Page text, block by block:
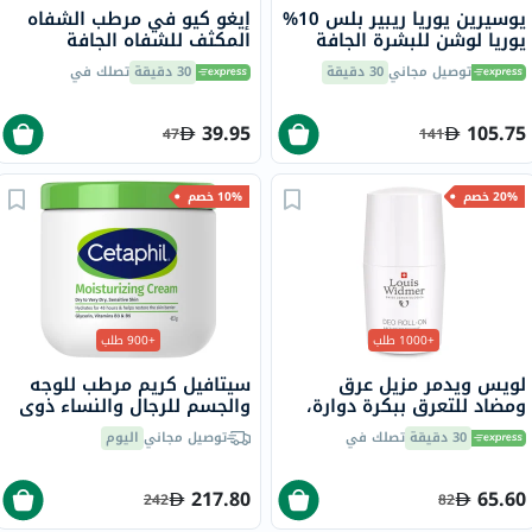
يوسيرين يوريا ريبير بلس 10%
يوريا لوشن للبشرة الجافة
والخشنة 250 ملتوصيل مجاني30 دقيقة
105.75
141
إيغو كيو في مرطب الشفاه
المكثف للشفاه الجافة
والمتشققة للغاية 15 جرام
30 دقيقة تصلك في
39.95
47
20% خصم
+1000 طلب
لويس ويدمر مزيل عرق
ومضاد للتعرق ببكرة دوارة،
بدون رائحة، 50 مل
30 دقيقة تصلك في
65.60
82
10% خصم
+900 طلب
سيتافيل كريم مرطب للوجه
والجسم للرجال والنساء ذوي
البشرة الجافة إلى الجافة جدًا
توصيل مجاني اليوم
217.80
242